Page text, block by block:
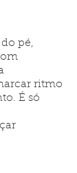
pé,
ritmo
É só